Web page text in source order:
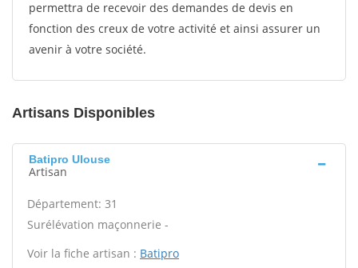
permettra de recevoir des demandes de devis en
fonction des creux de votre activité et ainsi assurer un
avenir à votre société.
Artisans Disponibles
Batipro Ulouse
Artisan
Département: 31
Surélévation maçonnerie -
Voir la fiche artisan : Batipro